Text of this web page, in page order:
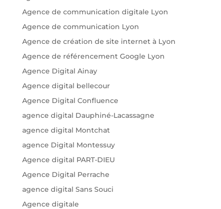
Agence de communication digitale Lyon
Agence de communication Lyon
Agence de création de site internet à Lyon
Agence de référencement Google Lyon
Agence Digital Ainay
Agence digital bellecour
Agence Digital Confluence
agence digital Dauphiné-Lacassagne
agence digital Montchat
agence Digital Montessuy
Agence digital PART-DIEU
Agence Digital Perrache
agence digital Sans Souci
Agence digitale